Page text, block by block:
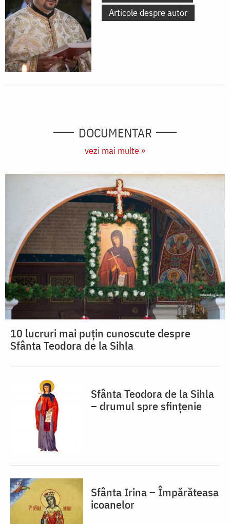
Articole despre autor
DOCUMENTAR
vezi mai multe »
10 lucruri mai puțin cunoscute despre
Sfânta Teodora de la Sihla
Sfânta Teodora de la Sihla
– drumul spre sfințenie
Sfânta Irina – Împărăteasa
icoanelor